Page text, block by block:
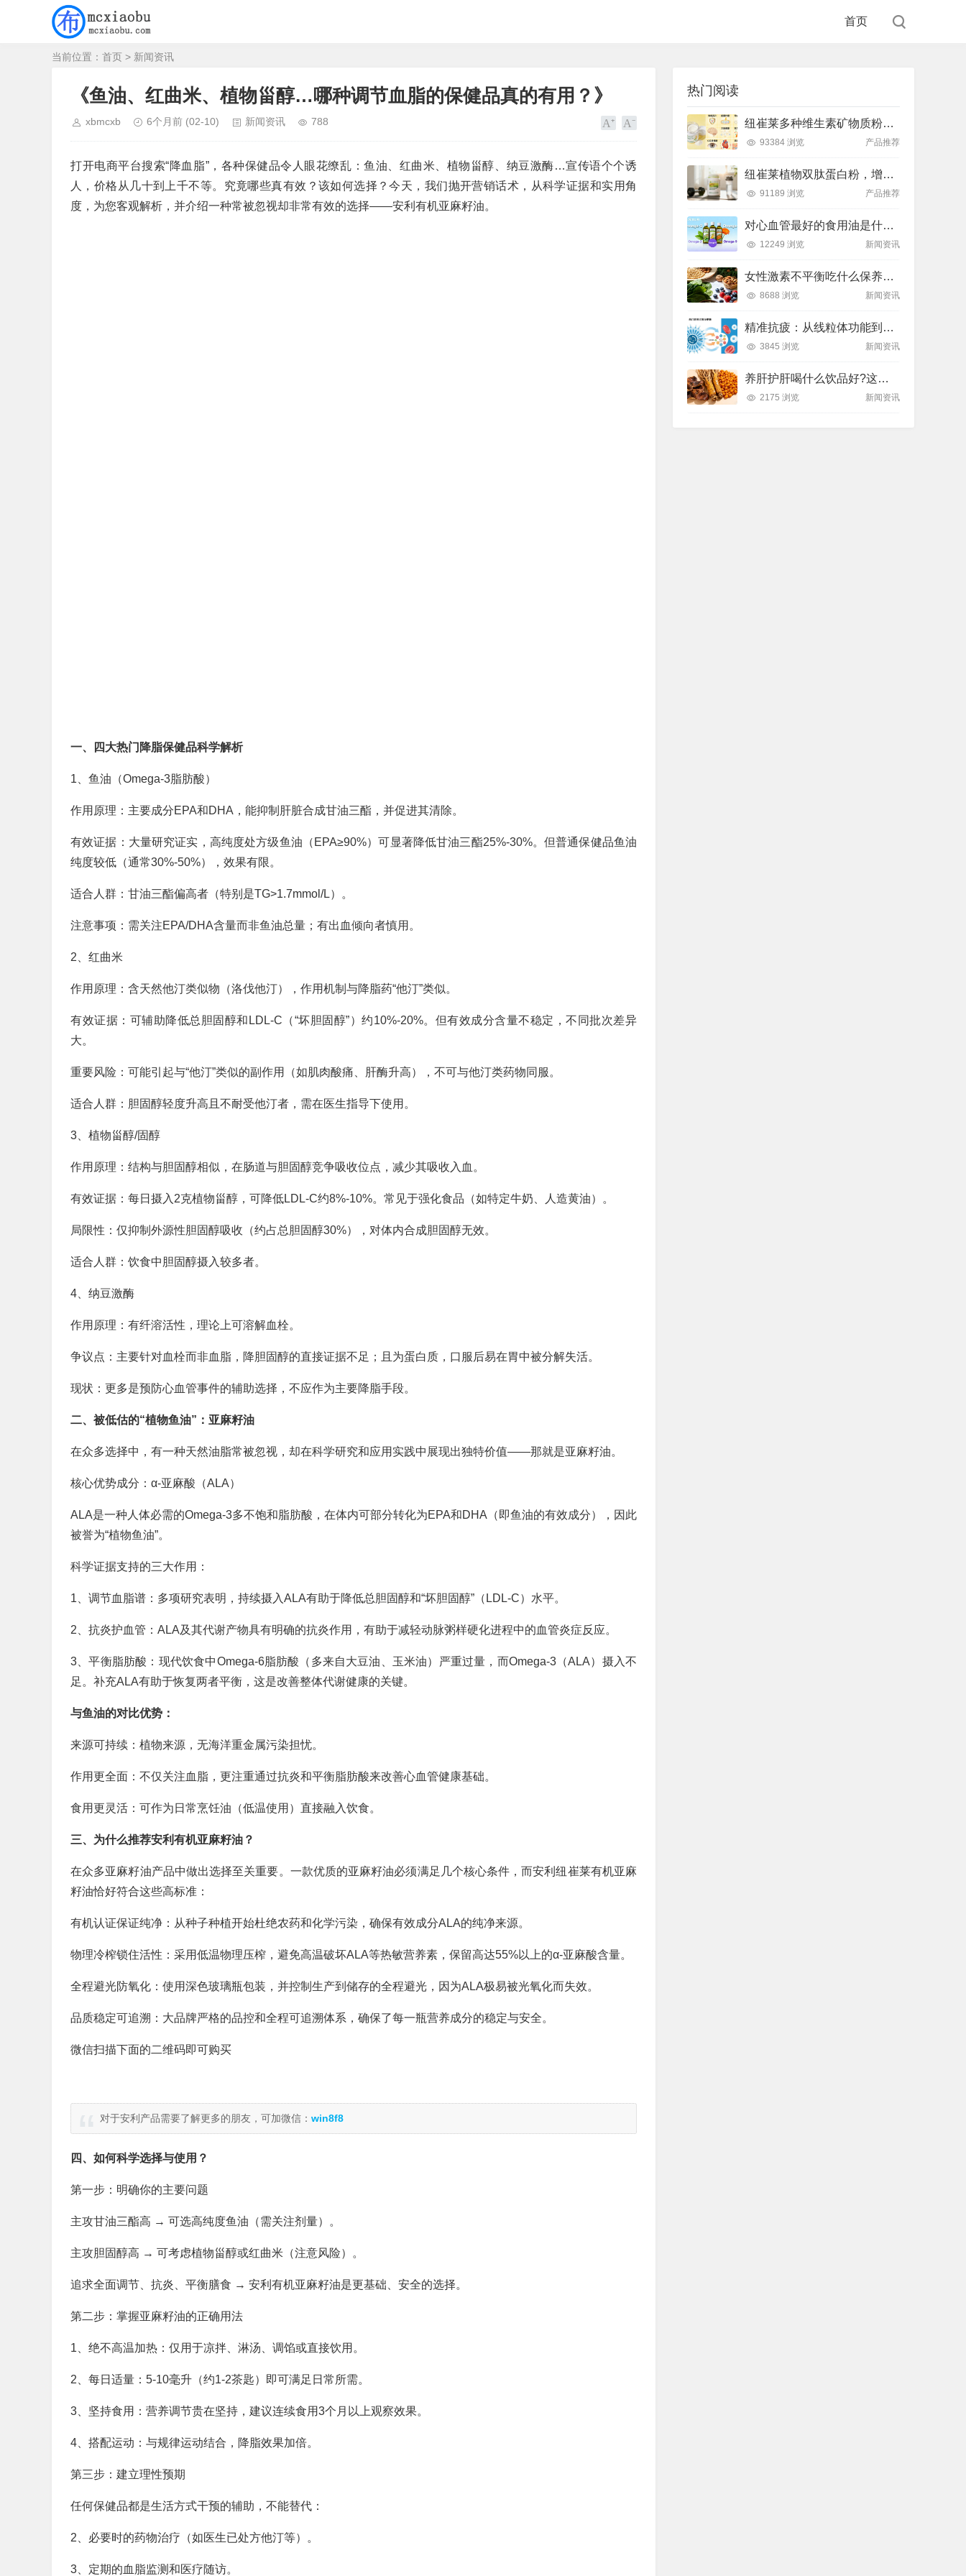
首页
当前位置： 首页 > 新闻资讯
《鱼油、红曲米、植物甾醇…哪种调节血脂的保健品真的有用？》
xbmcxb 6个月前 (02-10) 新闻资讯 788
打开电商平台搜索“降血脂”，各种保健品令人眼花缭乱：鱼油、红曲米、植物甾醇、纳豆激酶…宣传语个个诱
人，价格从几十到上千不等。究竟哪些真有效？该如何选择？今天，我们抛开营销话术，从科学证据和实用角
度，为您客观解析，并介绍一种常被忽视却非常有效的选择——安利有机亚麻籽油。
一、四大热门降脂保健品科学解析
1、鱼油（Omega-3脂肪酸）
作用原理：主要成分EPA和DHA，能抑制肝脏合成甘油三酯，并促进其清除。
有效证据：大量研究证实，高纯度处方级鱼油（EPA≥90%）可显著降低甘油三酯25%-30%。但普通保健品鱼油
纯度较低（通常30%-50%），效果有限。
适合人群：甘油三酯偏高者（特别是TG>1.7mmol/L）。
注意事项：需关注EPA/DHA含量而非鱼油总量；有出血倾向者慎用。
2、红曲米
作用原理：含天然他汀类似物（洛伐他汀），作用机制与降脂药“他汀”类似。
有效证据：可辅助降低总胆固醇和LDL-C（“坏胆固醇”）约10%-20%。但有效成分含量不稳定，不同批次差异
大。
重要风险：可能引起与“他汀”类似的副作用（如肌肉酸痛、肝酶升高），不可与他汀类药物同服。
适合人群：胆固醇轻度升高且不耐受他汀者，需在医生指导下使用。
3、植物甾醇/固醇
作用原理：结构与胆固醇相似，在肠道与胆固醇竞争吸收位点，减少其吸收入血。
有效证据：每日摄入2克植物甾醇，可降低LDL-C约8%-10%。常见于强化食品（如特定牛奶、人造黄油）。
局限性：仅抑制外源性胆固醇吸收（约占总胆固醇30%），对体内合成胆固醇无效。
适合人群：饮食中胆固醇摄入较多者。
4、纳豆激酶
作用原理：有纤溶活性，理论上可溶解血栓。
争议点：主要针对血栓而非血脂，降胆固醇的直接证据不足；且为蛋白质，口服后易在胃中被分解失活。
现状：更多是预防心血管事件的辅助选择，不应作为主要降脂手段。
二、被低估的“植物鱼油”：亚麻籽油
在众多选择中，有一种天然油脂常被忽视，却在科学研究和应用实践中展现出独特价值——那就是亚麻籽油。
核心优势成分：α-亚麻酸（ALA）
ALA是一种人体必需的Omega-3多不饱和脂肪酸，在体内可部分转化为EPA和DHA（即鱼油的有效成分），因此
被誉为“植物鱼油”。
科学证据支持的三大作用：
1、调节血脂谱：多项研究表明，持续摄入ALA有助于降低总胆固醇和“坏胆固醇”（LDL-C）水平。
2、抗炎护血管：ALA及其代谢产物具有明确的抗炎作用，有助于减轻动脉粥样硬化进程中的血管炎症反应。
3、平衡脂肪酸：现代饮食中Omega-6脂肪酸（多来自大豆油、玉米油）严重过量，而Omega-3（ALA）摄入不
足。补充ALA有助于恢复两者平衡，这是改善整体代谢健康的关键。
与鱼油的对比优势：
来源可持续：植物来源，无海洋重金属污染担忧。
作用更全面：不仅关注血脂，更注重通过抗炎和平衡脂肪酸来改善心血管健康基础。
食用更灵活：可作为日常烹饪油（低温使用）直接融入饮食。
三、为什么推荐安利有机亚麻籽油？
在众多亚麻籽油产品中做出选择至关重要。一款优质的亚麻籽油必须满足几个核心条件，而安利纽崔莱有机亚麻
籽油恰好符合这些高标准：
有机认证保证纯净：从种子种植开始杜绝农药和化学污染，确保有效成分ALA的纯净来源。
物理冷榨锁住活性：采用低温物理压榨，避免高温破坏ALA等热敏营养素，保留高达55%以上的α-亚麻酸含量。
全程避光防氧化：使用深色玻璃瓶包装，并控制生产到储存的全程避光，因为ALA极易被光氧化而失效。
品质稳定可追溯：大品牌严格的品控和全程可追溯体系，确保了每一瓶营养成分的稳定与安全。
微信扫描下面的二维码即可购买
对于安利产品需要了解更多的朋友，可加微信： win8f8
四、如何科学选择与使用？
第一步：明确你的主要问题
主攻甘油三酯高 → 可选高纯度鱼油（需关注剂量）。
主攻胆固醇高 → 可考虑植物甾醇或红曲米（注意风险）。
追求全面调节、抗炎、平衡膳食 → 安利有机亚麻籽油是更基础、安全的选择。
第二步：掌握亚麻籽油的正确用法
1、绝不高温加热：仅用于凉拌、淋汤、调馅或直接饮用。
2、每日适量：5-10毫升（约1-2茶匙）即可满足日常所需。
3、坚持食用：营养调节贵在坚持，建议连续食用3个月以上观察效果。
4、搭配运动：与规律运动结合，降脂效果加倍。
第三步：建立理性预期
任何保健品都是生活方式干预的辅助，不能替代：
2、必要时的药物治疗（如医生已处方他汀等）。
3、定期的血脂监测和医疗随访。
热门阅读
纽崔莱多种维生素矿物质粉，小金粉守护全天健康活力
93384 浏览 产品推荐
纽崔莱植物双肽蛋白粉，增肌补充蛋白质好帮手
91189 浏览 产品推荐
对心血管最好的食用油是什么油？推荐吃这款安利油品
12249 浏览 新闻资讯
女性激素不平衡吃什么保养片可以调节？推荐吃这款纽崔莱保养片
8688 浏览 新闻资讯
精准抗疲：从线粒体功能到造血机制，热门营养方案全解析
3845 浏览 新闻资讯
养肝护肝喝什么饮品好?这款纽崔莱饮品别错过
2175 浏览 新闻资讯